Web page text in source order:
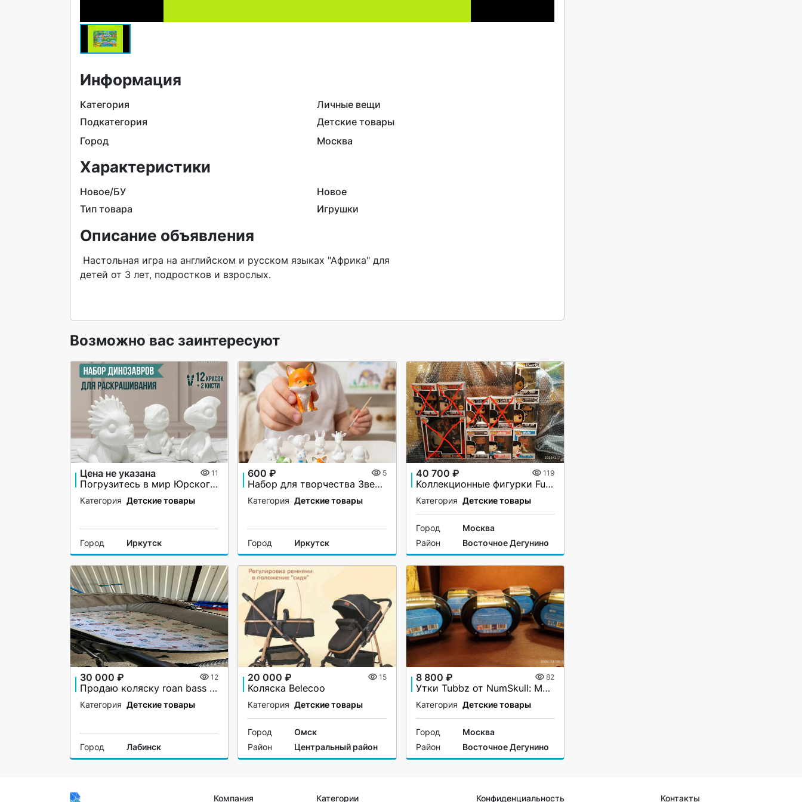
Информация
Категория
Личные вещи
Подкатегория
Детские товары
Город
Москва
Характеристики
Новое/БУ
Новое
Тип товара
Игрушки
Описание объявления
детей от 3 лет, подростков и взрослых.
Возможно вас заинтересуют
Цена не указана 11
Погрузитесь в мир Юрского периода артикул 1279739166
Категория Детские товары
Город Иркутск
600 ₽ 5
Набор для творчества Зверята артикул 989629715
Категория Детские товары
Город Иркутск
40 700 ₽ 119
Коллекционные фигурки Funco Pop Rocks
Категория Детские товары
Город
Москва
Район
Восточное Дегунино
30 000 ₽ 12
Продаю коляску roan bass next 2 в 1
Категория Детские товары
Город Лабинск
20 000 ₽ 15
Коляска Belecoo
Категория Детские товары
Город
Омск
Район
Центральный район
8 800 ₽ 82
Утки Tubbz от NumSkull: MOTORHEAD, IRON MAIDEN
Категория Детские товары
Город
Москва
Район
Восточное Дегунино
Компания Категории Конфиденциальность Контакты